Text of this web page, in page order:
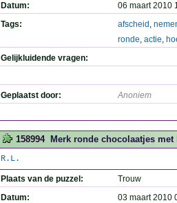
Datum:
06 maart 2010
Tags:
afscheid ,
ronde, actie,
Gelijkluidende vragen:
Geplaatst door: Anoniem
158994 Merk ronde chocolaatjes met
R.L.
Plaats van de puzzel:
Trouw
Datum:
03 maart 2010